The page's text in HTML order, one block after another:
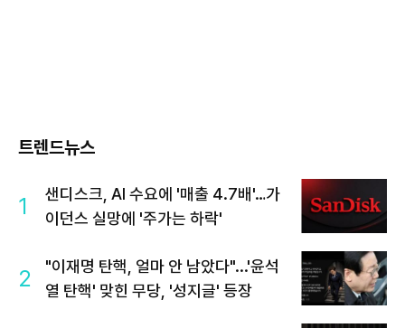
트렌드뉴스
1
샌디스크, AI 수요에 '매출 4.7배'…가
이던스 실망에 '주가는 하락'
2
"이재명 탄핵, 얼마 안 남았다"...'윤석
열 탄핵' 맞힌 무당, '성지글' 등장